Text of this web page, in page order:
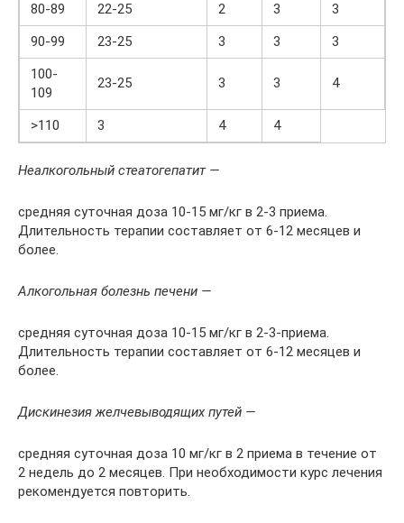
80-89
22-25 2 3
3
90-99
23-25 3 3
3
100-
109
23-25 3 3 4
>110 3 4 4
Неалкогольный стеатогепатит —
средняя суточная доза 10-15 мг/кг в 2-3 приема.
Длительность терапии составляет от 6-12 месяцев и
более.
Алкогольная болезнь печени —
средняя суточная доза 10-15 мг/кг в 2-3-приема.
Длительность терапии составляет от 6-12 месяцев и
более.
Дискинезия желчевыводящих путей —
средняя суточная доза 10 мг/кг в 2 приема в течение от
2 недель до 2 месяцев. При необходимости курс лечения
рекомендуется повторить.